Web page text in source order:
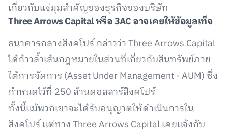
เกี่ยวกับแง่มุมสำคัญของธุรกิจของบริษัท
Three Arrows Capital หรือ 3AC อาจเคยให้ข้อมูลเท็จ
ธนาคารกลางสิงคโปร์ กล่าวว่า Three Arrows Capital
ได้ก้าวล้ำเส้นกฎหมายในส่วนที่เกี่ยวกับสินทรัพย์ภาย
ใต้การจัดการ (Asset Under Management - AUM) ซึ่ง
กำหนดไว้ที่ 250 ล้านดอลลาร์สิงคโปร์
ทั้งนี้แม้พวกเขาจะได้รับอนุญาตให้ดำเนินการใน
สิงคโปร์ แต่ทาง Three Arrows Capital เคยแจ้งกับ